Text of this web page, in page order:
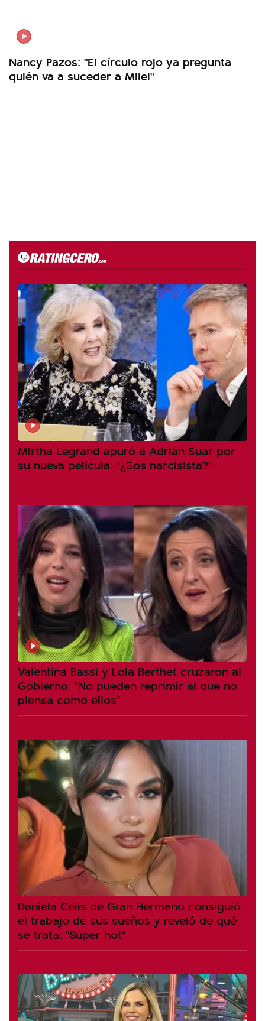
Nancy Pazos: "El círculo rojo ya pregunta
quién va a suceder a Milei"
Mirtha Legrand apuró a Adrián Suar por
su nueva película: "¿Sos narcisista?"
Valentina Bassi y Lola Berthet cruzaron al
Gobierno: "No pueden reprimir al que no
piensa como ellos"
Daniela Celis de Gran Hermano consiguió
el trabajo de sus sueños y reveló de qué
se trata: "Súper hot"